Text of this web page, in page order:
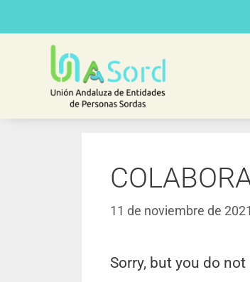
11 de noviembre de 2021
Sorry, but you do